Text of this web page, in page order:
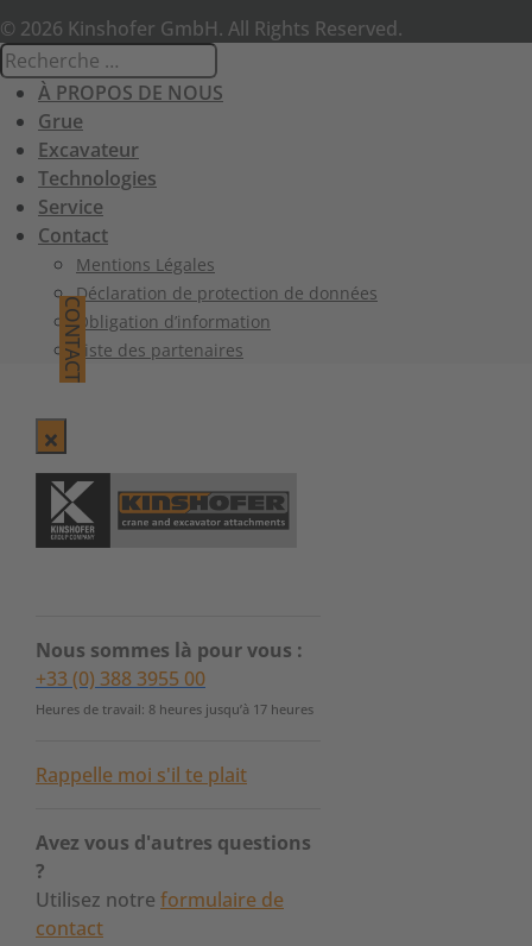
© 2026 Kinshofer GmbH. All Rights Reserved.
À PROPOS DE NOUS
Grue
Excavateur
Technologies
Service
Contact
Mentions Légales
Déclaration de protection de données
Obligation d’information
Liste des partenaires
CONTACT
Nous sommes là pour vous :
+33 (0) 388 3955 00
Heures de travail: 8 heures jusqu’à 17 heures
Rappelle moi s'il te plait
Avez vous d'autres questions
?
Utilisez notre formulaire de
contact